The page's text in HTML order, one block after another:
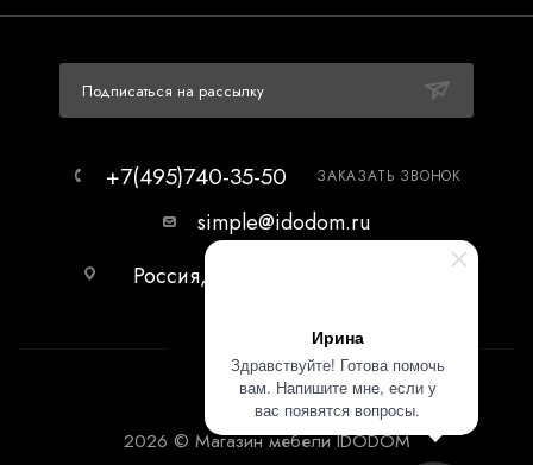
Ирина
Здравствуйте! Готова помочь
вам. Напишите мне, если у
вас появятся вопросы.
Подписаться на рассылку
+7(495)740-35-50 ЗАКАЗАТЬ ЗВОНОК
simple@idodom.ru
Россия, г.Москва, МЦ Гранд-2,
2026 © Магазин мебели IDODOM